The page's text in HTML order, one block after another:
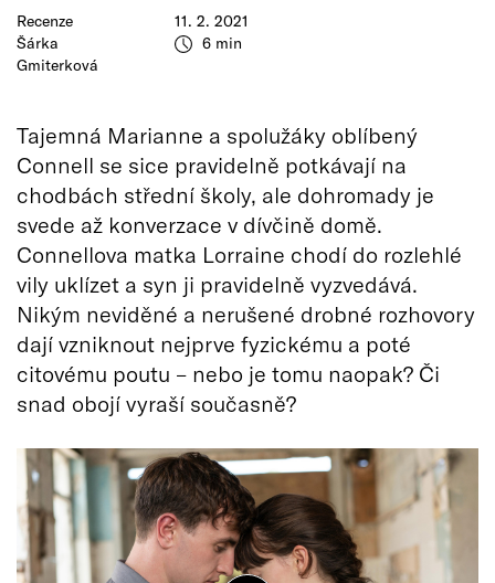
Recenze
Šárka
Gmiterková
11. 2. 2021
6 min
Tajemná Marianne a spolužáky oblíbený
Connell se sice pravidelně potkávají na
chodbách střední školy, ale dohromady je
svede až konverzace v dívčině domě.
Connellova matka Lorraine chodí do rozlehlé
vily uklízet a syn ji pravidelně vyzvedává.
Nikým neviděné a nerušené drobné rozhovory
dají vzniknout nejprve fyzickému a poté
citovému poutu – nebo je tomu naopak? Či
snad obojí vyraší současně?